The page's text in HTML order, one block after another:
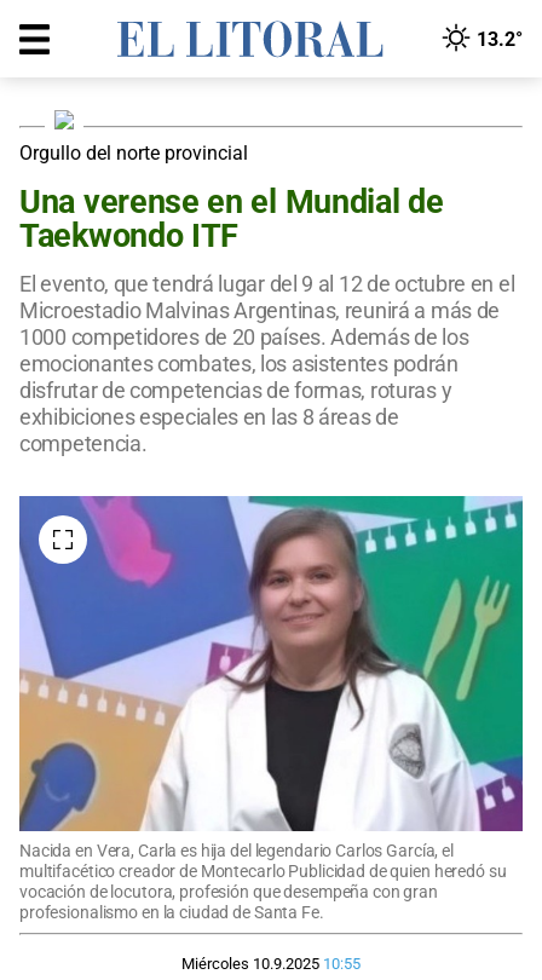
13.2°
Orgullo del norte provincial
Una verense en el Mundial de
Taekwondo ITF
El evento, que tendrá lugar del 9 al 12 de octubre en el
Microestadio Malvinas Argentinas, reunirá a más de
1000 competidores de 20 países. Además de los
emocionantes combates, los asistentes podrán
disfrutar de competencias de formas, roturas y
exhibiciones especiales en las 8 áreas de
competencia.
Nacida en Vera, Carla es hija del legendario Carlos García, el
multifacético creador de Montecarlo Publicidad de quien heredó su
vocación de locutora, profesión que desempeña con gran
profesionalismo en la ciudad de Santa Fe.
Miércoles 10.9.2025 10:55